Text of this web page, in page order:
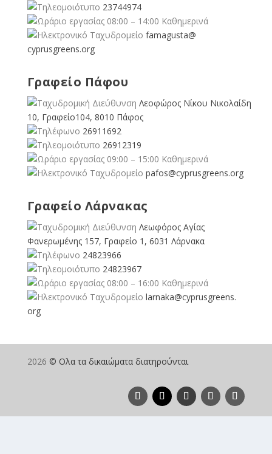
23744974
08:00 – 14:00 Καθημερινά
famagusta@
cyprusgreens.org
Γραφείο Πάφου
Λεοφώρος Νίκου Νικολαίδη
10, Γραφείο104, 8010 Πάφος
26911692
26912319
09:00 – 15:00 Καθημερινά
pafos@cyprusgreens.org
Γραφείο Λάρνακας
Λεωφόρος Αγίας
Φανερωμένης 157, Γραφείο 1, 6031 Λάρνακα
24823966
24823967
08:00 – 16:00 Καθημερινά
larnaka@cyprusgreens.
org
2026 © Ολα τα δικαιώματα διατηρούνται